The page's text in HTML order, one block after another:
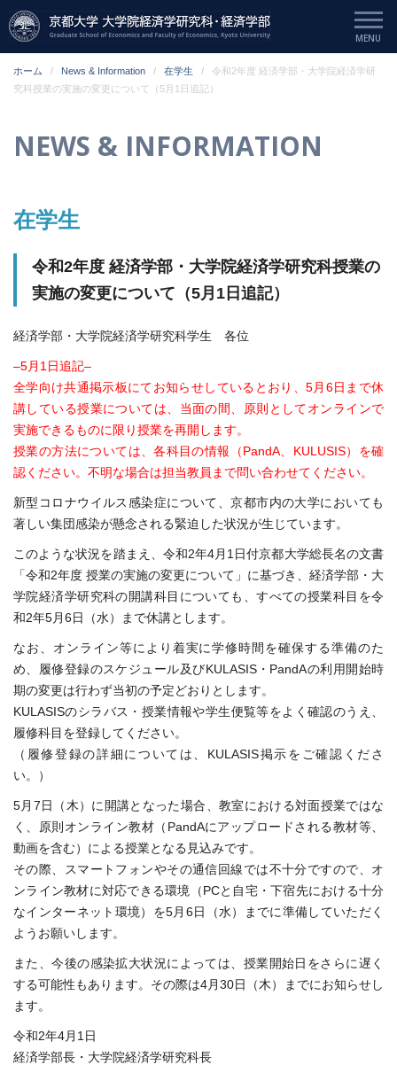
ホーム News & Information 在学生
令和2年度 経済学部・大学院経済学研
究科授業の実施の変更について（5月1日追記）
NEWS & INFORMATION
在学生
令和2年度 経済学部・大学院経済学研究科授業の
実施の変更について（5月1日追記）
経済学部・大学院経済学研究科学生 各位
–5月1日追記–
全学向け共通掲示板にてお知らせしているとおり、5月6日まで休
講している授業については、当面の間、原則としてオンラインで
実施できるものに限り授業を再開します。
授業の方法については、各科目の情報（PandA、KULUSIS）を確
認ください。不明な場合は担当教員まで問い合わせてください。
新型コロナウイルス感染症について、京都市内の大学においても
著しい集団感染が懸念される緊迫した状況が生じています。
このような状況を踏まえ、令和2年4月1日付京都大学総長名の文書
「令和2年度 授業の実施の変更について」に基づき、経済学部・大
学院経済学研究科の開講科目についても、すべての授業科目を令
和2年5月6日（水）まで休講とします。
なお、オンライン等により着実に学修時間を確保する準備のた
め、履修登録のスケジュール及びKULASIS・PandAの利用開始時
期の変更は行わず当初の予定どおりとします。
KULASISのシラバス・授業情報や学生便覧等をよく確認のうえ、
履修科目を登録してください。
（履修登録の詳細については、KULASIS掲示をご確認くださ
い。）
5月7日（木）に開講となった場合、教室における対面授業ではな
く、原則オンライン教材（PandAにアップロードされる教材等、
動画を含む）による授業となる見込みです。
その際、スマートフォンやその通信回線では不十分ですので、オ
ンライン教材に対応できる環境（PCと自宅・下宿先における十分
なインターネット環境）を5月6日（水）までに準備していただく
ようお願いします。
また、今後の感染拡大状況によっては、授業開始日をさらに遅く
する可能性もあります。その際は4月30日（木）までにお知らせし
ます。
令和2年4月1日
経済学部長・大学院経済学研究科長